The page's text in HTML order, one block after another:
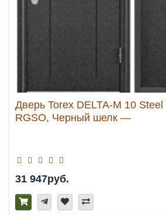
Дверь Torex DELTA-M 10
RGSO, Черный шелк —
31 947руб.